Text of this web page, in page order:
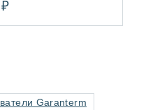
Garanterm